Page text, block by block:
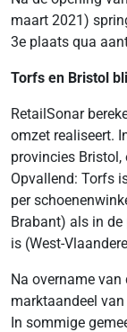
maart 2021)
3e plaats qua
Torfs en Bristol
RetailSonar
omzet realiseert.
provincies
Opvallend: Torfs
per
Brabant) als in
is (West-
Na overname
marktaandeel
In sommige